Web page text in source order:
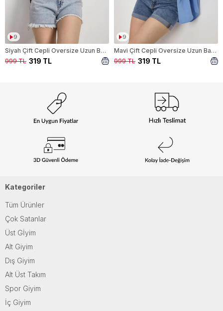
9
Siyah Çift Cepli Oversize Uzun Basic Gömlek TCR 6256A
319 TL
999 TL
9
Mavi Çift Cepli Oversize Uzun Basic Gömlek TCR 6256A
319 TL
999 TL
Kategoriler
Tüm Ürünler
Çok Satanlar
Üst Gİyim
Alt Giyim
Dış Giyim
Alt Üst Takım
Spor Giyim
İç Giyim